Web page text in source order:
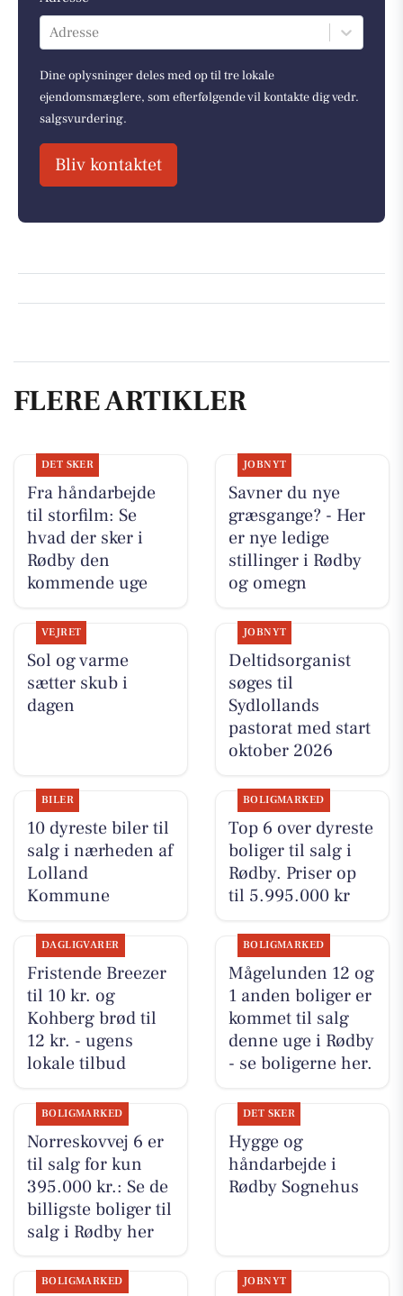
Adresse
Dine oplysninger deles med op til tre lokale
ejendomsmæglere, som efterfølgende vil kontakte dig vedr.
salgsvurdering.
Bliv kontaktet
FLERE ARTIKLER
DET SKER
Fra håndarbejde
til storfilm: Se
hvad der sker i
Rødby den
kommende uge
JOBNYT
Savner du nye
græsgange? - Her
er nye ledige
stillinger i Rødby
og omegn
VEJRET
Sol og varme
sætter skub i
dagen
JOBNYT
Deltidsorganist
søges til
Sydlollands
pastorat med start
oktober 2026
BILER
10 dyreste biler til
salg i nærheden af
Lolland
Kommune
BOLIGMARKED
Top 6 over dyreste
boliger til salg i
Rødby. Priser op
til 5.995.000 kr
DAGLIGVARER
Fristende Breezer
til 10 kr. og
Kohberg brød til
12 kr. - ugens
lokale tilbud
BOLIGMARKED
Mågelunden 12 og
1 anden boliger er
kommet til salg
denne uge i Rødby
- se boligerne her.
BOLIGMARKED
Norreskovvej 6 er
til salg for kun
395.000 kr.: Se de
billigste boliger til
salg i Rødby her
DET SKER
Hygge og
håndarbejde i
Rødby Sognehus
BOLIGMARKED JOBNYT